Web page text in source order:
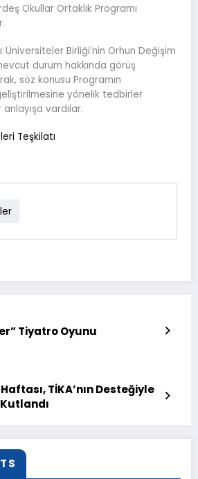
Okullar Ortaklık Programı
Birliği’nin Orhun Değişim
durum hakkında görüş
söz konusu Programın
yönelik tedbirler
vardılar.
Teşkilatı
Tiyatro Oyunu
TİKA’nın Desteğiyle